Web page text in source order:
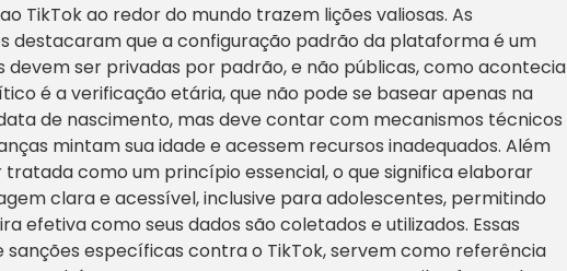
TikTok ao redor do mundo trazem lições valiosas. As
destacaram que a configuração padrão da plataforma é um
ser privadas por padrão, e não públicas, como acontecia
é a verificação etária, que não pode se basear apenas na
de nascimento, mas deve contar com mecanismos técnicos
mintam sua idade e acessem recursos inadequados. Além
como um princípio essencial, o que significa elaborar
clara e acessível, inclusive para adolescentes, permitindo
efetiva como seus dados são coletados e utilizados. Essas
sanções específicas contra o TikTok, servem como referência